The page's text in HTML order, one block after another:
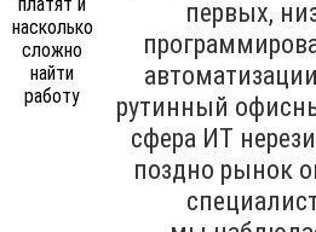
первых,
рутинный
сфера ИТ
поздно рынок